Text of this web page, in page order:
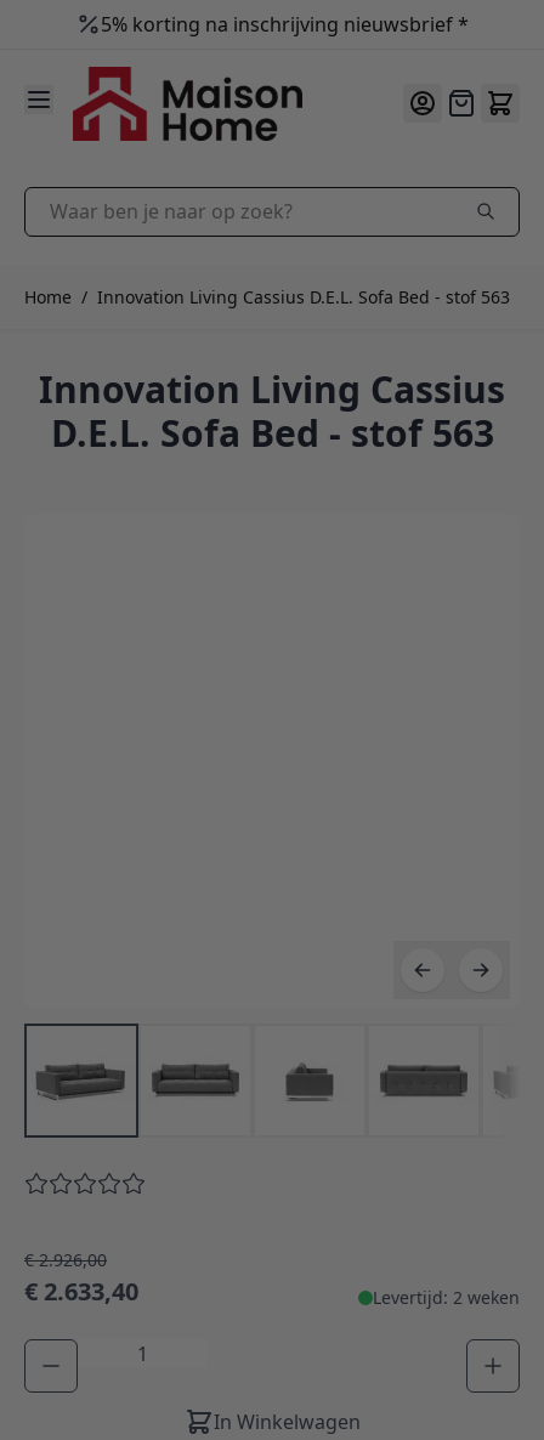
5% korting na inschrijving nieuwsbrief *
9.9 /10
Ga naar de inhoud
Offerte
Waar ben je naar op zoek?
Home / Innovation Living Cassius D.E.L. Sofa Bed - stof 563
Innovation Living Cassius
D.E.L. Sofa Bed - stof 563
€ 2.926,00
€ 2.633,40 Levertijd: 2 weken
Aantal
In Winkelwagen